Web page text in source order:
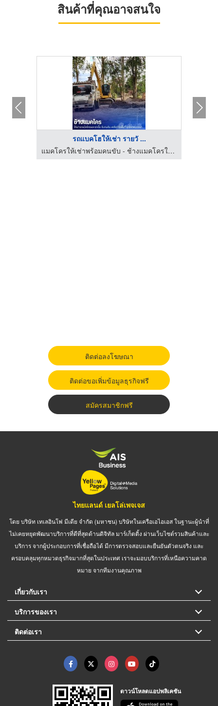
สินค้าที่คุณอาจสนใจ
รถแบคโฮให้เช่า รายวั ...
แมคโครให้เช่าพร้อมคนขับ - ช้างแมคโครให้เช่า
ติดต่อลงโฆษณา
ติดต่อขอเพิ่มข้อมูลธุรกิจฟรี
สมัครสมาชิกฟรี
ไทยแลนด์ เยลโล่เพจเจส
โดย บริษัท เทเลอินโฟ มีเดีย จำกัด (มหาชน) บริษัทในเครือเอไอเอส ในฐานะผู้นำที่
ไม่เคยหยุดพัฒนาบริการที่ดีที่สุดด้านดิจิทัล มาร์เก็ตติ้ง ผ่านเว็บไซต์รวมสินค้าและ
บริการ จากผู้ประกอบการที่เชื่อถือได้ มีการตรวจสอบและยืนยันตัวตนจริง และ
ครอบคลุมทุกหมวดธุรกิจมากที่สุดในประเทศ เราจะมอบบริการที่เหนือความคาด
หมาย จากทีมงานคุณภาพ
เกี่ยวกับเรา
บริการของเรา
ติดต่อเรา
ดาวน์โหลดแอปพลิเคชัน